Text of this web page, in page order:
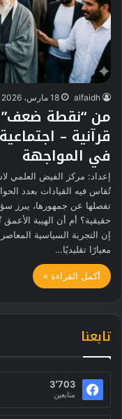
alfaidh 18 مارس، 2026
من “نقطة ضعف”
قرآنية –
في المواجهة
إعداد: مركز الفيض العلمي
تُقاس فيه القيادات بعدد
تفصلها عن جمهورها، يبرز
حقيقية؟ أم أن الهيبة
إن التجربة السياسية
معيارًا تقليديًا…
أكمل القراءة »
تابعنا
3٬703
متابعين